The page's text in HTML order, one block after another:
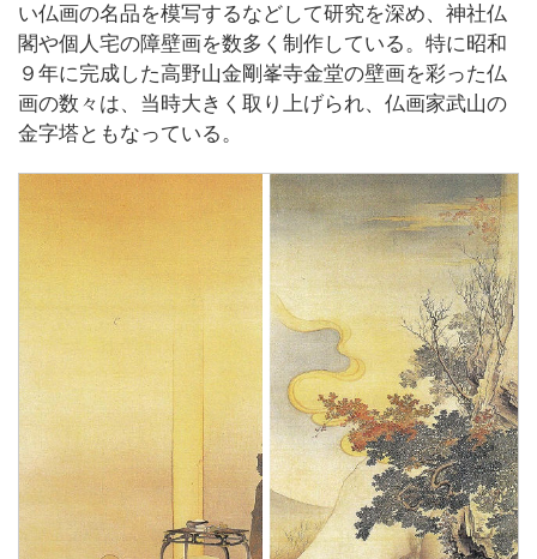
い仏画の名品を模写するなどして研究を深め、神社仏
閣や個人宅の障壁画を数多く制作している。特に昭和
９年に完成した高野山金剛峯寺金堂の壁画を彩った仏
画の数々は、当時大きく取り上げられ、仏画家武山の
金字塔ともなっている。